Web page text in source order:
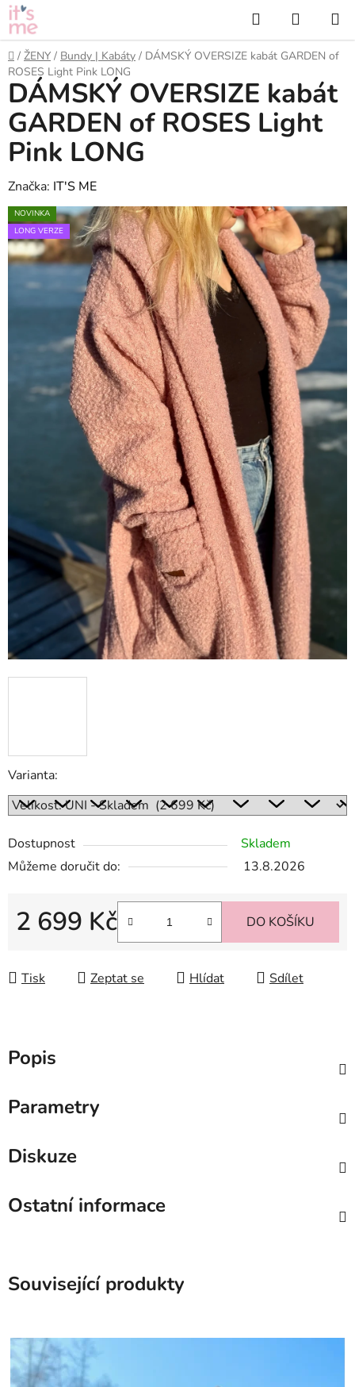
Přejít
na
obsah
Hledat
KOŠÍK
Domů
/ ŽENY / Bundy | Kabáty / DÁMSKÝ OVERSIZE kabát GARDEN of
ROSES Light Pink LONG
Varianta:
Dostupnost
Skladem
Můžeme doručit do:
13.8.2026
2 699 Kč DO KOŠÍKU
Tisk Zeptat se Hlídat Sdílet
DÁMSKÝ OVERSIZE kabát
GARDEN of ROSES Light
Pink LONG
Značka: IT'S ME
NOVINKA
LONG VERZE
Popis
Parametry
Diskuze
Ostatní informace
Související produkty